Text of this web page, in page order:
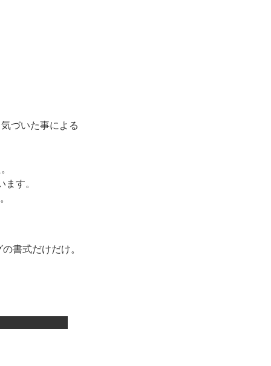
づいた事による
す。
書式だけだけ。